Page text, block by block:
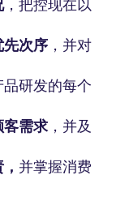
，把控现在以
先次序 ，并对
品研发的每个
客需求 ，并及
， 并掌握消费